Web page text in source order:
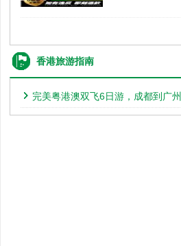
香港旅游指南
完美粤港澳双飞6日游，成都到广